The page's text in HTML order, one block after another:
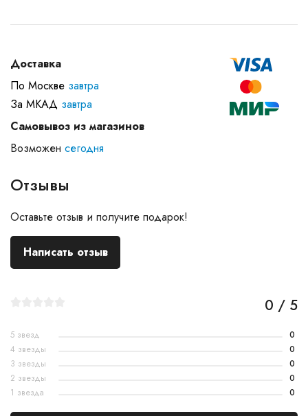
Доставка
По Москве завтра
За МКАД завтра
Самовывоз из магазинов
Возможен сегодня
Отзывы
Оставьте отзыв и получите подарок!
Написать отзыв
0 / 5
5 звезд
0
4 звезды
0
3 звезды
0
2 звезды
0
1 звезда
0